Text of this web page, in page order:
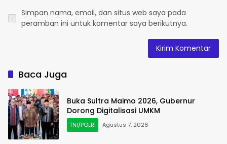
Simpan nama, email, dan situs web saya pada
peramban ini untuk komentar saya berikutnya.
Baca Juga
Buka Sultra Maimo 2026, Gubernur
Dorong Digitalisasi UMKM
TNI/POLRI Agustus 7, 2026